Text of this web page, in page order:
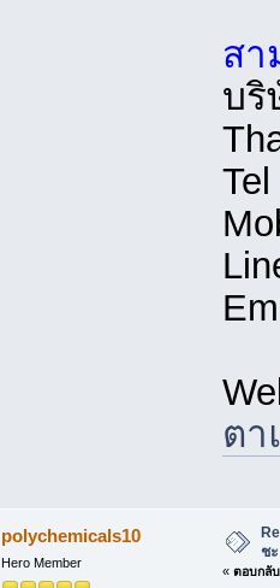
สา
บริ
ตา
polychemicals10
Hero Member
ช
« ตอบกลั